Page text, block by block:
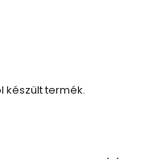
termék.